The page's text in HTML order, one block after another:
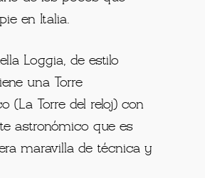
en Italia.
Loggia, de estilo
una Torre
(La Torre del reloj) con
astronómico que es
maravilla de técnica y